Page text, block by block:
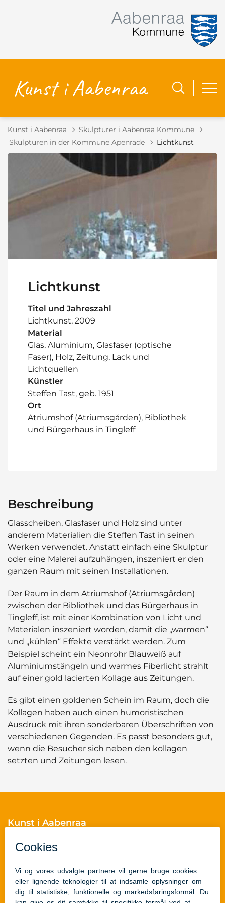
Kunst i Aabenraa
Skulpturer i Aabenraa Kommune
Tilbage til
Skulpturen in der Kommune Apenrade Lichtkunst
Lichtkunst
Titel und Jahreszahl
Lichtkunst, 2009
Material
Glas, Aluminium, Glasfaser (optische
Faser), Holz, Zeitung, Lack und
Lichtquellen
Künstler
Steffen Tast, geb. 1951
Ort
Atriumshof (Atriumsgården), Bibliothek
und Bürgerhaus in Tingleff
Beschreibung
Glasscheiben, Glasfaser und Holz sind unter
anderem Materialien die Steffen Tast in seinen
Werken verwendet. Anstatt einfach eine Skulptur
oder eine Malerei aufzuhängen, inszeniert er den
ganzen Raum mit seinen Installationen.
Der Raum in dem Atriumshof (Atriumsgården)
zwischen der Bibliothek und das Bürgerhaus in
Tingleff, ist mit einer Kombination von Licht und
Materialen inszeniert worden, damit die „warmen“
und „kühlen“ Effekte verstärkt werden. Zum
Beispiel scheint ein Neonrohr Blauweiß auf
Aluminiumstängeln und warmes Fiberlicht strahlt
auf einer gold lacierten Kollage aus Zeitungen.
Es gibt einen goldenen Schein im Raum, doch die
Kollagen haben auch einen humoristischen
Ausdruck mit ihren sonderbaren Überschriften von
verschiedenen Gegenden. Es passt besonders gut,
wenn die Besucher sich neben den kollagen
setzten und Zeitungen lesen.
Kunst i Aabenraa
6200 Aabenraa
Skulpturguides